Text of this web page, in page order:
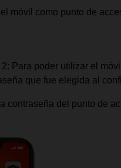
móvil como punto de
Para poder utilizar el
que fue elegida al
contraseña del punto de